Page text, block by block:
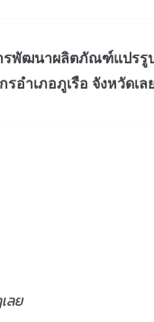
รพัฒนาผลิตภัณฑ์แปรรู
อำเภอภูเรือ จังหวัดเล
ลย